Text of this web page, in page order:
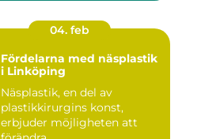
04. feb
Fördelarna med näsplastik
i Linköping
Näsplastik, en del av
plastikkirurgins konst,
erbjuder möjligheten att